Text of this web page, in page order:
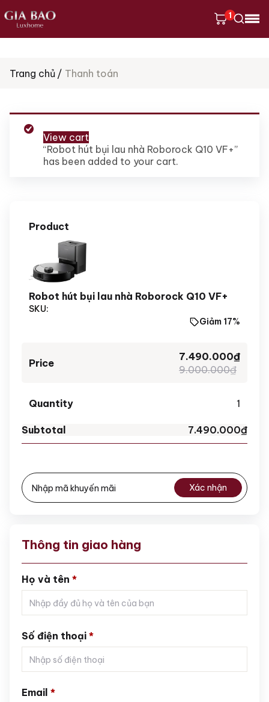
1
kiếm
Trang chủ Thanh toán
“Robot hút bụi lau nhà Roborock Q10 VF+”
has been added to your cart.
View cart
Robot hút bụi lau nhà Roborock Q10 VF+
SKU:
Giảm 17%
9.000.000₫
7.490.000₫
1
7.490.000₫
Xác nhận
Thông tin giao hàng
Họ và tên *
Số điện thoại *
Email *